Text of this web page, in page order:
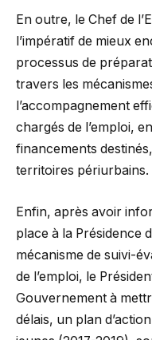
En outre, le Chef de
l’impératif de mieux
processus de
travers les
l’accompagnement
chargés de l’emploi,
financements
territoires périurbains.
Enfin, après avoir
place à la Présidence
mécanisme de suivi-
de l’emploi, le
Gouvernement à
délais, un plan